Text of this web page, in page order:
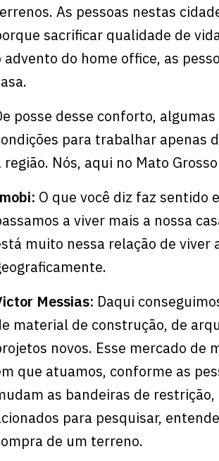
As pessoas nestas
sacrificar qualidade de
advento do home office, as
posse desse conforto,
para trabalhar apenas
região. Nós, aqui no Mato
O que você diz faz sentido
a viver mais a nossa
muito nessa relação de viver
Messias: Daqui
material de construção, de
novos. Esse mercado de
que atuamos, conforme as
as bandeiras de
para pesquisar,
de um terreno.